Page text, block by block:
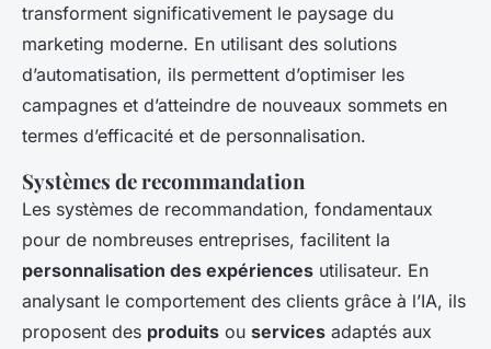
transforment significativement le paysage du
marketing moderne. En utilisant des solutions
d’automatisation, ils permettent d’optimiser les
campagnes et d’atteindre de nouveaux sommets en
termes d’efficacité et de personnalisation.
Systèmes de recommandation
Les systèmes de recommandation, fondamentaux
pour de nombreuses entreprises, facilitent la
personnalisation des expériences utilisateur. En
analysant le comportement des clients grâce à l’IA, ils
proposent des produits ou services adaptés aux